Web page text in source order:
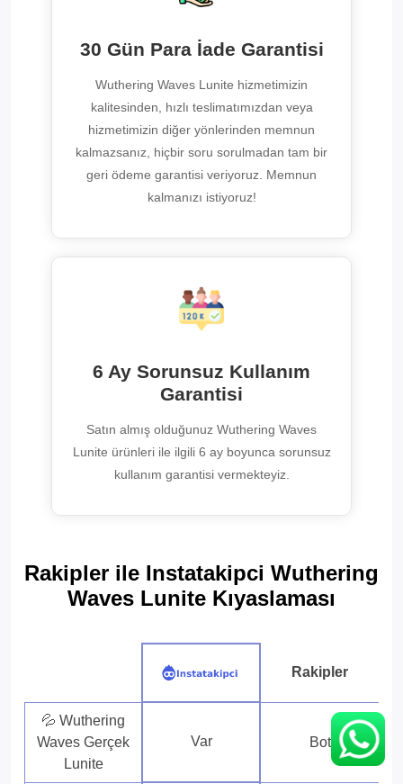
30 Gün Para İade Garantisi
Wuthering Waves Lunite hizmetimizin
kalitesinden, hızlı teslimatımızdan veya
hizmetimizin diğer yönlerinden memnun
kalmazsanız, hiçbir soru sorulmadan tam bir
geri ödeme garantisi veriyoruz. Memnun
kalmanızı istiyoruz!
6 Ay Sorunsuz Kullanım
Garantisi
Satın almış olduğunuz Wuthering Waves
Lunite ürünleri ile ilgili 6 ay boyunca sorunsuz
kullanım garantisi vermekteyiz.
Rakipler ile Instatakipci Wuthering
Waves Lunite Kıyaslaması
Rakipler
💦 Wuthering
Waves Gerçek
Lunite
Var Bot